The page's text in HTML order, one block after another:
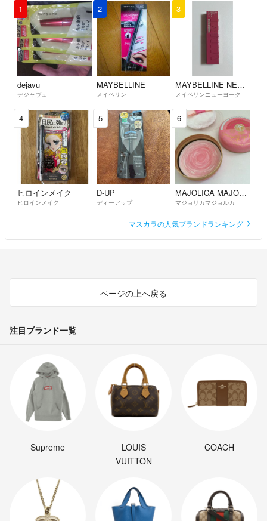
発送後の返品キャンセルはお断りしてますので気になる事はご購入前に
お尋ね下さい。
1
dejavu
デジャヴュ
2
MAYBELLINE
メイベリン
3
MAYBELLINE NEW YORK
メイベリンニューヨーク
4
ヒロインメイク
ヒロインメイク
5
D-UP
ディーアップ
6
MAJOLICA MAJORCA
マジョリカマジョルカ
マスカラの人気ブランドランキング
ページの上へ戻る
注目ブランド一覧
Supreme
LOUIS
VUITTON
COACH